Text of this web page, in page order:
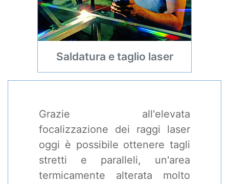
Saldatura e taglio laser
Grazie all'elevata
focalizzazione dei raggi laser
oggi è possibile ottenere tagli
stretti e paralleli, un'area
termicamente alterata molto